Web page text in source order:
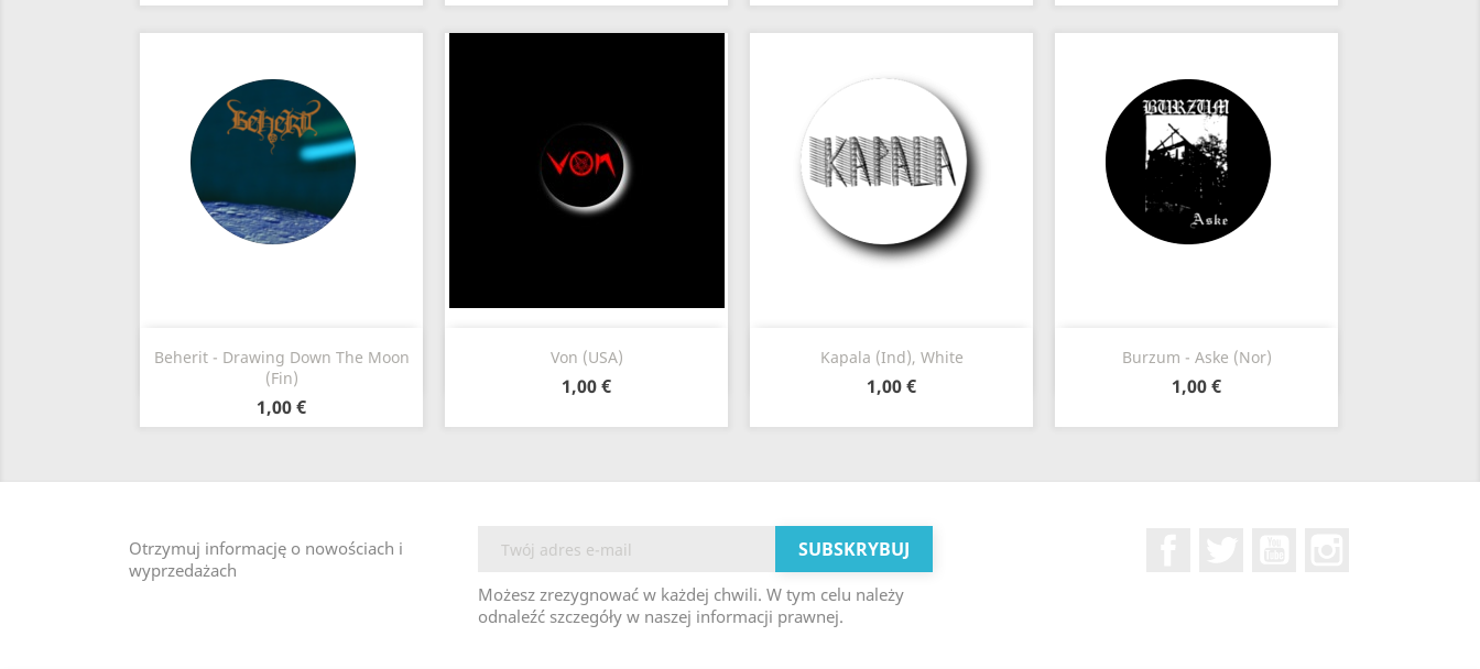
Beherit - Drawing Down The Moon
(Fin)
1,00 €
Szybki podgląd Von (USA)
1,00 €
Szybki podgląd Kapala (Ind), White
1,00 €
 Szybki podgląd Burzum - Aske (Nor)
1,00 €
 Szybki podgląd
Otrzymuj informację o nowościach i
wyprzedażach
Możesz zrezygnować w każdej chwili. W tym celu należy
odnaleźć szczegóły w naszej informacji prawnej.